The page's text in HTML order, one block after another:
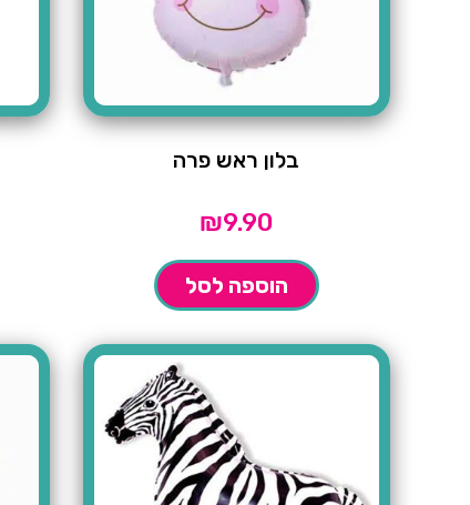
בלון ראש פרה
₪9.90
הוספה לסל